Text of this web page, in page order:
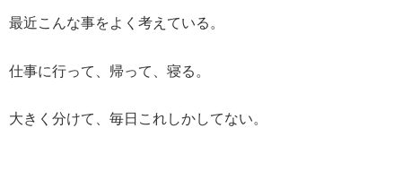
最近こんな事をよく考えている。
仕事に行って、帰って、寝る。
大きく分けて、毎日これしかしてない。